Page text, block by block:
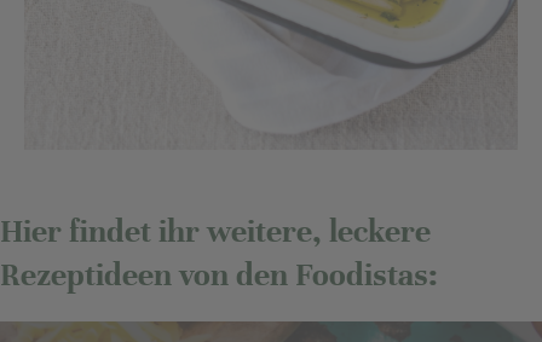
Hier findet ihr weitere, leckere
Rezeptideen von den Foodistas: